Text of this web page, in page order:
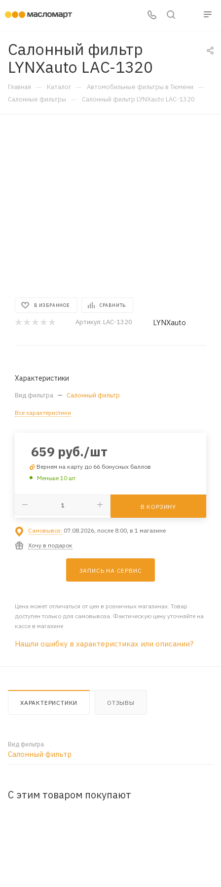
Салонный фильтр
LYNXauto LAC-1320
Главная — Каталог — Автомобильные фильтры в Тюмени —
Салонные фильтры — Салонный фильтр LYNXauto LAC-1320
В ИЗБРАННОЕ СРАВНИТЬ
Артикул: LAC-1320 LYNXauto
Характеристики
Вид фильтра — Салонный фильтр
Все характеристики
659 руб./шт
Вернем на карту до 66 бонусных баллов
Меньше 10 шт
В КОРЗИНУ
Самовывоз: 07.08.2026, после 8:00, в 1 магазине
Хочу в подарок
ЗАПИСЬ НА СЕРВИС
Цена может отличаться от цен в розничных магазинах. Товар
доступен только для самовывоза. Фактическую цену уточняйте на
кассе в магазине
Нашли ошибку в характеристиках или описании?
ХАРАКТЕРИСТИКИ ОТЗЫВЫ
Вид фильтра
Салонный фильтр
С этим товаром покупают